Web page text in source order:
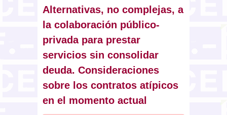
Alternativas, no complejas, a
la colaboración público-
privada para prestar
servicios sin consolidar
deuda. Consideraciones
sobre los contratos atípicos
en el momento actual